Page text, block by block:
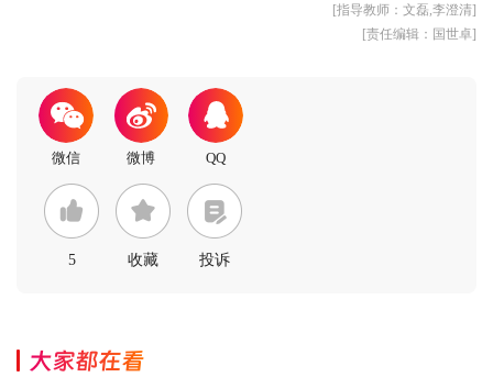
[指导教师：文磊,李澄清]
[责任编辑：国世卓]
5 收藏 投诉
大家都在看